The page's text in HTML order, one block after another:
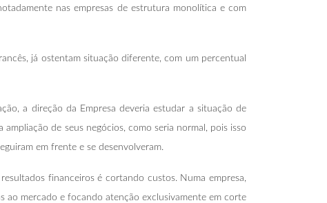
nas empresas de estrutura monolítica e com
já ostentam situação diferente, com um percentual
a direção da Empresa deveria estudar a situação de
de seus negócios, como seria normal, pois isso
em frente e se desenvolveram.
financeiros é cortando custos. Numa empresa,
ao mercado e focando atenção exclusivamente em corte